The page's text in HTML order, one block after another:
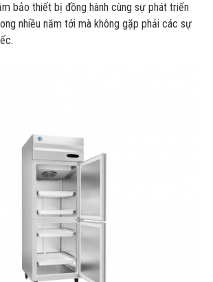
bảo thiết bị đồng hành cùng sự phát triển
nhiều năm tới mà không gặp phải các sự